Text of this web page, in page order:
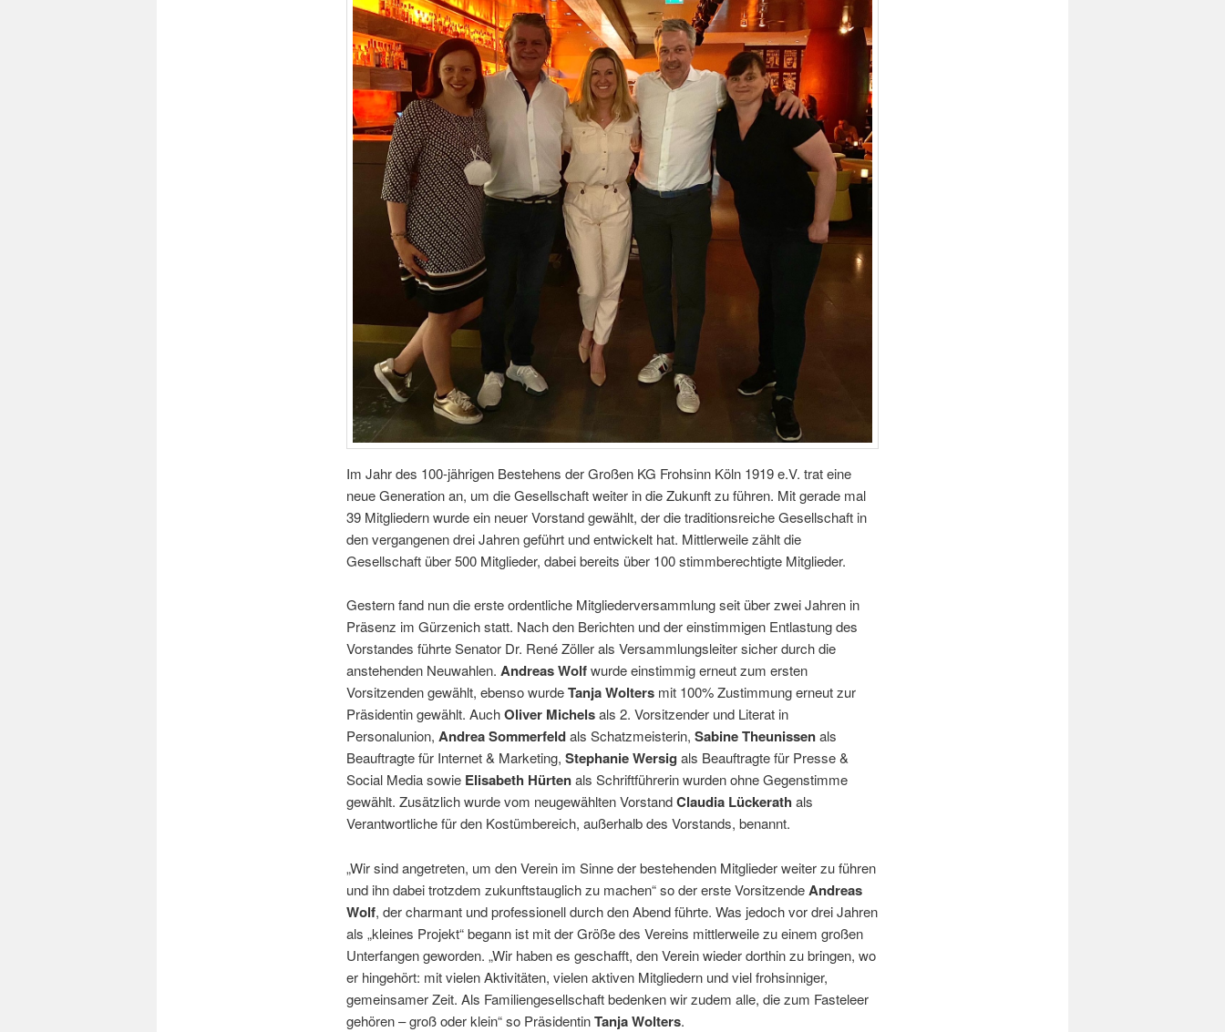
Im Jahr des 100-jährigen Bestehens der Großen KG Frohsinn Köln 1919 e.V. trat eine
neue Generation an, um die Gesellschaft weiter in die Zukunft zu führen. Mit gerade mal
39 Mitgliedern wurde ein neuer Vorstand gewählt, der die traditionsreiche Gesellschaft in
den vergangenen drei Jahren geführt und entwickelt hat. Mittlerweile zählt die
Gesellschaft über 500 Mitglieder, dabei bereits über 100 stimmberechtigte Mitglieder.
Gestern fand nun die erste ordentliche Mitgliederversammlung seit über zwei Jahren in
Präsenz im Gürzenich statt. Nach den Berichten und der einstimmigen Entlastung des
Vorstandes führte Senator Dr. René Zöller als Versammlungsleiter sicher durch die
anstehenden Neuwahlen. Andreas Wolfwurde einstimmig erneut zum ersten
Vorsitzenden gewählt, ebenso wurdeTanja Woltersmit 100% Zustimmung erneut zur
Präsidentin gewählt. AuchOliver Michelsals 2. Vorsitzender und Literat in
Personalunion, Andrea Sommerfeldals Schatzmeisterin, Sabine Theunissenals
Beauftragte für Internet & Marketing, Stephanie Wersig als Beauftragte für Presse &
Social Media sowie Elisabeth Hürtenals Schriftführerin wurden ohne Gegenstimme
gewählt. Zusätzlich wurde vom neugewählten VorstandClaudia Lückerath als
Verantwortliche für den Kostümbereich, außerhalb des Vorstands, benannt.
„Wir sind angetreten, um den Verein im Sinne der bestehenden Mitglieder weiter zu führen
und ihn dabei trotzdem zukunftstauglich zu machen“ so der erste VorsitzendeAndreas
Wolf, der charmant und professionell durch den Abend führte. Was jedoch vor drei Jahren
als „kleines Projekt“ begann ist mit der Größe des Vereins mittlerweile zu einem großen
Unterfangen geworden. „Wir haben es geschafft, den Verein wieder dorthin zu bringen, wo
er hingehört: mit vielen Aktivitäten, vielen aktiven Mitgliedern und viel frohsinniger,
gemeinsamer Zeit. Als Familiengesellschaft bedenken wir zudem alle, die zum Fasteleer
gehören – groß oder klein“ so PräsidentinTanja Wolters.